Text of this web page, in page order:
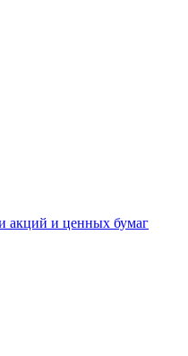
акций и ценных бумаг